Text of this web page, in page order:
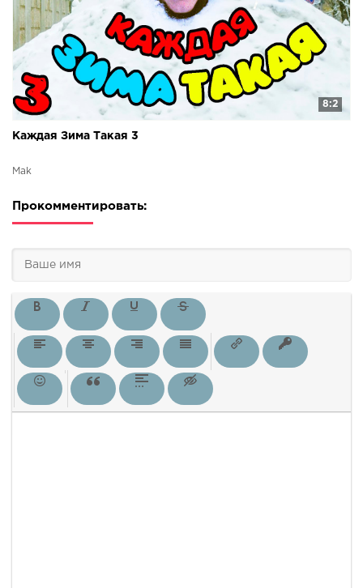
8:2
Каждая Зима Такая 3
Mak
Прокомментировать: